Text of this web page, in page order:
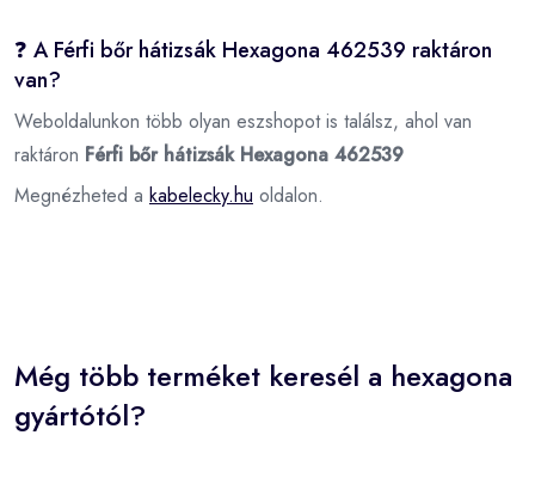
❓ A Férfi bőr hátizsák Hexagona 462539 raktáron
van?
Weboldalunkon több olyan eszshopot is találsz, ahol van
raktáron Férfi bőr hátizsák Hexagona 462539
Megnézheted a kabelecky.hu oldalon.
Még több terméket keresél a hexagona
gyártótól?